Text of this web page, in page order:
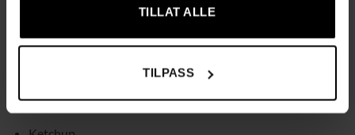
TILLAT ALLE
TILPASS
Sertifikater: CE, EN71
Anbefalt alder: fra 36 måneder
Brett